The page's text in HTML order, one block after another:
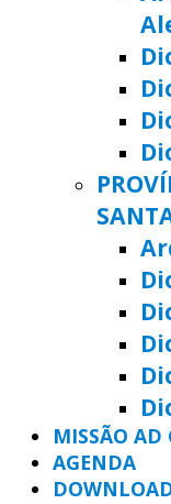
MISSÃO AD
AGENDA